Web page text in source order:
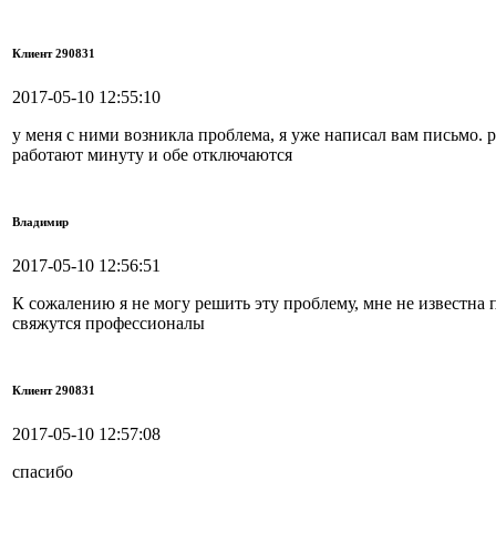
Клиент 290831
2017-05-10 12:55:10
у меня с ними возникла проблема, я уже написал вам письмо.
работают минуту и обе отключаются
Владимир
2017-05-10 12:56:51
К сожалению я не могу решить эту проблему, мне не известна
свяжутся профессионалы
Клиент 290831
2017-05-10 12:57:08
спасибо